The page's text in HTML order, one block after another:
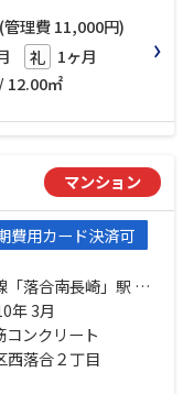
(管理費 11,000円)
礼 1ヶ月
12.00㎡
マンション
費用カード決済可
「落合南長崎」駅 徒
年 3月
ンクリート
西落合２丁目